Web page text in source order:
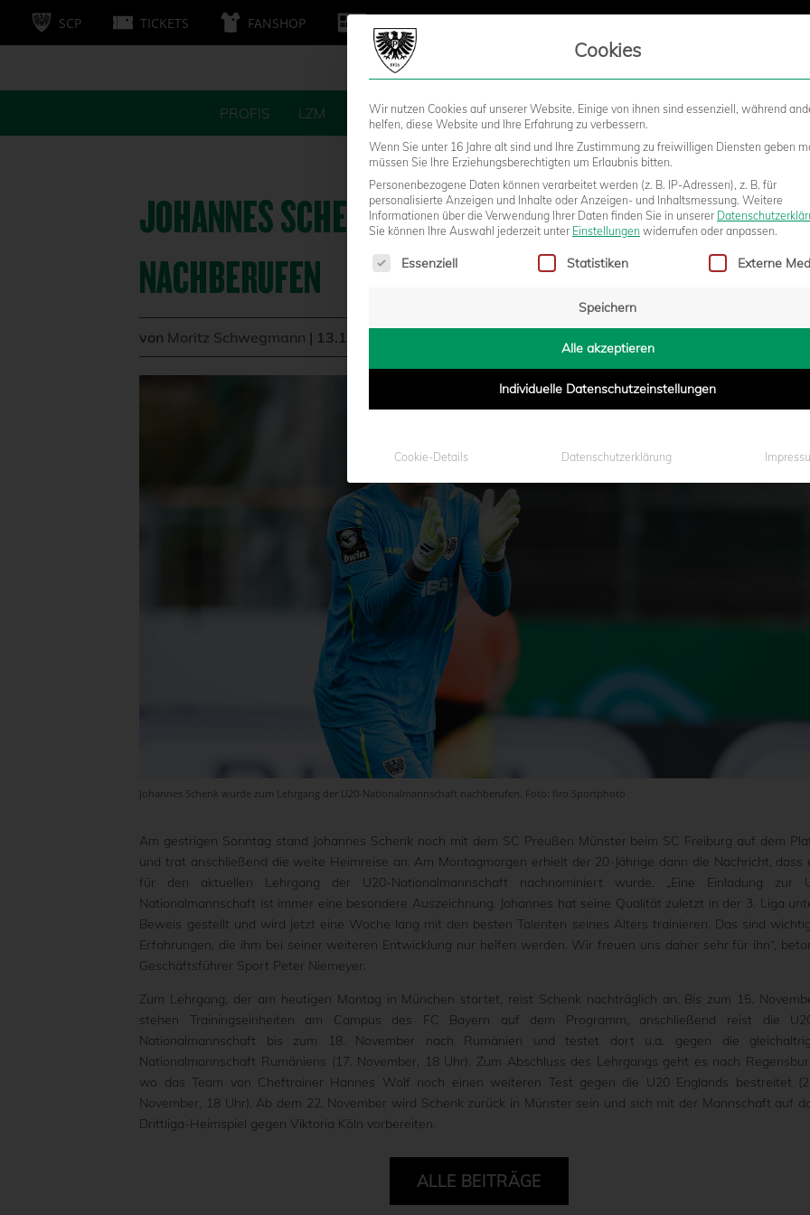
SCP TICKETS FANSHOP
PROFIS LZM FANS STADION BUSINESS KIDS
JOHANNES SCHENK ZUR U20-NATIONALMANNSCHAFT
NACHBERUFEN
von Moritz Schwegmann | 13.11.2023 - 13:22
Johannes Schenk wurde zum Lehrgang der U20-Nationalmannschaft nachberufen. Foto: firo Sportphoto
Am gestrigen Sonntag stand Johannes Schenk noch mit dem SC Preußen Münster beim SC Freiburg auf dem
und trat anschließend die weite Heimreise an. Am Montagmorgen erhielt der 20-Jährige dann die Nachricht, dass
für den aktuellen Lehrgang der U20-Nationalmannschaft nachnominiert wurde. „Eine Einladung zur
Nationalmannschaft ist immer eine besondere Auszeichnung. Johannes hat seine Qualität zuletzt in der 3. Liga
Beweis gestellt und wird jetzt eine Woche lang mit den besten Talenten seines Alters trainieren. Das sind
Erfahrungen, die ihm bei seiner weiteren Entwicklung nur helfen werden. Wir freuen uns daher sehr für ihn“,
Geschäftsführer Sport Peter Niemeyer.
Zum Lehrgang, der am heutigen Montag in München startet, reist Schenk nachträglich an. Bis zum 15.
stehen Trainingseinheiten am Campus des FC Bayern auf dem Programm, anschließend reist die
Nationalmannschaft bis zum 18. November nach Rumänien und testet dort u.a. gegen die
Nationalmannschaft Rumäniens (17. November, 18 Uhr). Zum Abschluss des Lehrgangs geht es nach
wo das Team von Cheftrainer Hannes Wolf noch einen weiteren Test gegen die U20 Englands bestreitet
November, 18 Uhr). Ab dem 22. November wird Schenk zurück in Münster sein und sich mit der Mannschaft auf
Drittliga-Heimspiel gegen Viktoria Köln vorbereiten.
ALLE BEITRÄGE
Cookies
Wir nutzen Cookies auf unserer Website. Einige von ihnen sind essenziell, während
helfen, diese Website und Ihre Erfahrung zu verbessern.
Wenn Sie unter 16 Jahre alt sind und Ihre Zustimmung zu freiwilligen Diensten geben
müssen Sie Ihre Erziehungsberechtigten um Erlaubnis bitten.
Personenbezogene Daten können verarbeitet werden (z. B. IP-Adressen), z. B. für
personalisierte Anzeigen und Inhalte oder Anzeigen- und Inhaltsmessung. Weitere
Informationen über die Verwendung Ihrer Daten finden Sie in unserer
Sie können Ihre Auswahl jederzeit unter Einstellungen widerrufen oder anpassen.
Es folgt eine Liste der Service-Gruppen, für die eine Einwilligung erteilt
Essenziell Statistiken Externe
Speichern
Alle akzeptieren
Individuelle Datenschutzeinstellungen
Cookie-Details Datenschutzerklärung